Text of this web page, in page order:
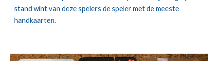
stand wint van deze spelers de speler met de meeste
handkaarten.